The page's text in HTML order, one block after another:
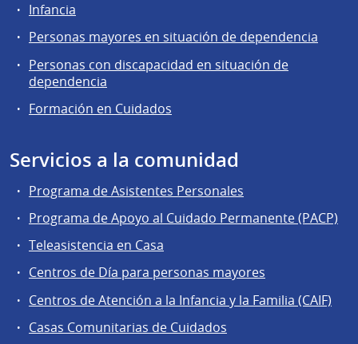
Infancia
Personas mayores en situación de dependencia
Personas con discapacidad en situación de
dependencia
Formación en Cuidados
Servicios a la comunidad
Programa de Asistentes Personales
Programa de Apoyo al Cuidado Permanente (PACP)
Teleasistencia en Casa
Centros de Día para personas mayores
Centros de Atención a la Infancia y la Familia (CAIF)
Casas Comunitarias de Cuidados